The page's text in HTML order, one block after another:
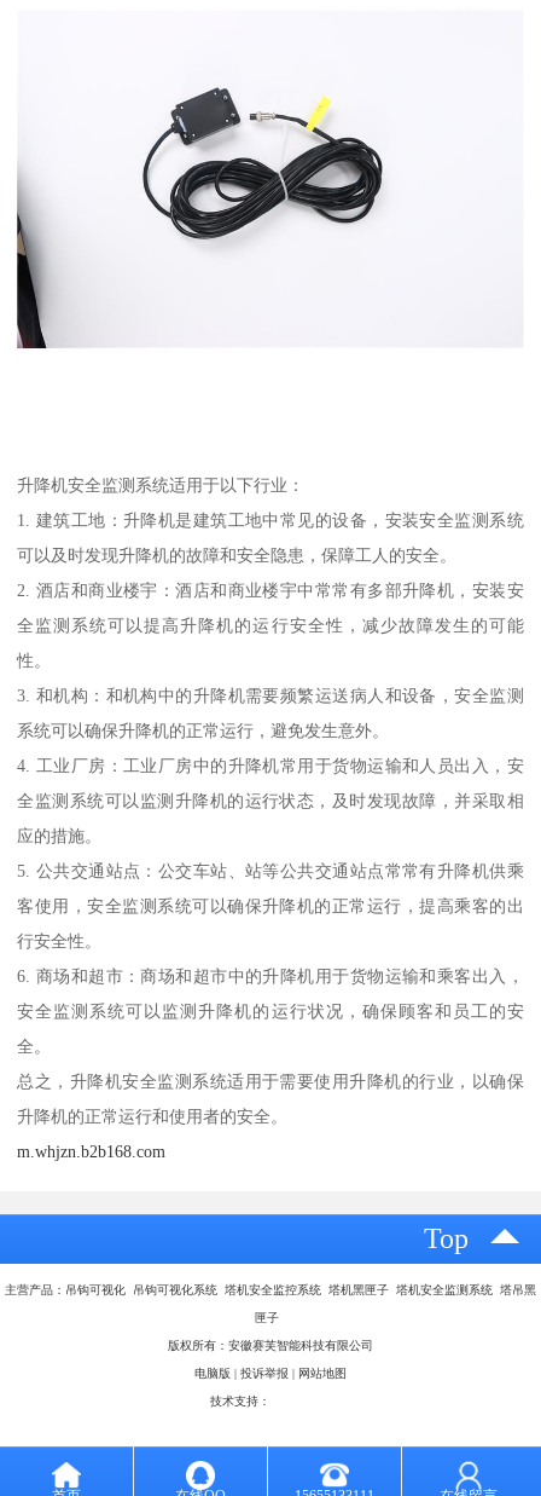
升降机安全监测系统适用于以下行业：
1. 建筑工地：升降机是建筑工地中常见的设备，安装安全监测系统
可以及时发现升降机的故障和安全隐患，保障工人的安全。
2. 酒店和商业楼宇：酒店和商业楼宇中常常有多部升降机，安装安
全监测系统可以提高升降机的运行安全性，减少故障发生的可能
性。
3. 和机构：和机构中的升降机需要频繁运送病人和设备，安全监测
系统可以确保升降机的正常运行，避免发生意外。
4. 工业厂房：工业厂房中的升降机常用于货物运输和人员出入，安
全监测系统可以监测升降机的运行状态，及时发现故障，并采取相
应的措施。
5. 公共交通站点：公交车站、站等公共交通站点常常有升降机供乘
客使用，安全监测系统可以确保升降机的正常运行，提高乘客的出
行安全性。
6. 商场和超市：商场和超市中的升降机用于货物运输和乘客出入，
安全监测系统可以监测升降机的运行状况，确保顾客和员工的安
全。
总之，升降机安全监测系统适用于需要使用升降机的行业，以确保
升降机的正常运行和使用者的安全。
m.whjzn.b2b168.com
Top
主营产品：吊钩可视化 吊钩可视化系统 塔机安全监控系统 塔机黑匣子 塔机安全监测系统 塔吊黑
匣子
版权所有：安徽赛芙智能科技有限公司
电脑版 投诉举报 网站地图
技术支持：